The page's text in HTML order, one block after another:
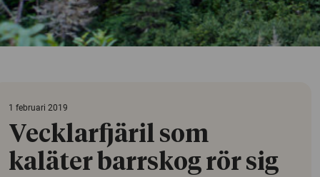
1 februari 2019
Vecklarfjäril som
kaläter barrskog rör sig